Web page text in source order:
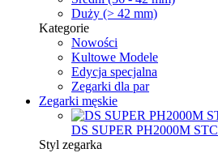
Duży (> 42 mm)
Kategorie
Nowości
Kultowe Modele
Edycja specjalna
Zegarki dla par
Zegarki męskie
DS SUPER PH2000M STC
Styl zegarka